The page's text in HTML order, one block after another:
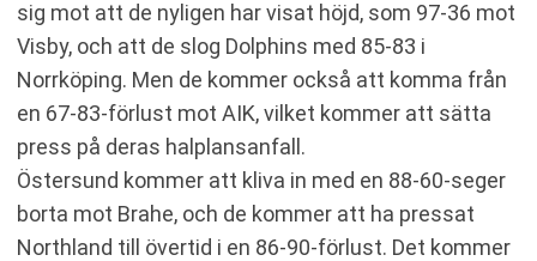
sig mot att de nyligen har visat höjd, som 97-36 mot
Visby, och att de slog Dolphins med 85-83 i
Norrköping. Men de kommer också att komma från
en 67-83-förlust mot AIK, vilket kommer att sätta
press på deras halplansanfall.
Östersund kommer att kliva in med en 88-60-seger
borta mot Brahe, och de kommer att ha pressat
Northland till övertid i en 86-90-förlust. Det kommer